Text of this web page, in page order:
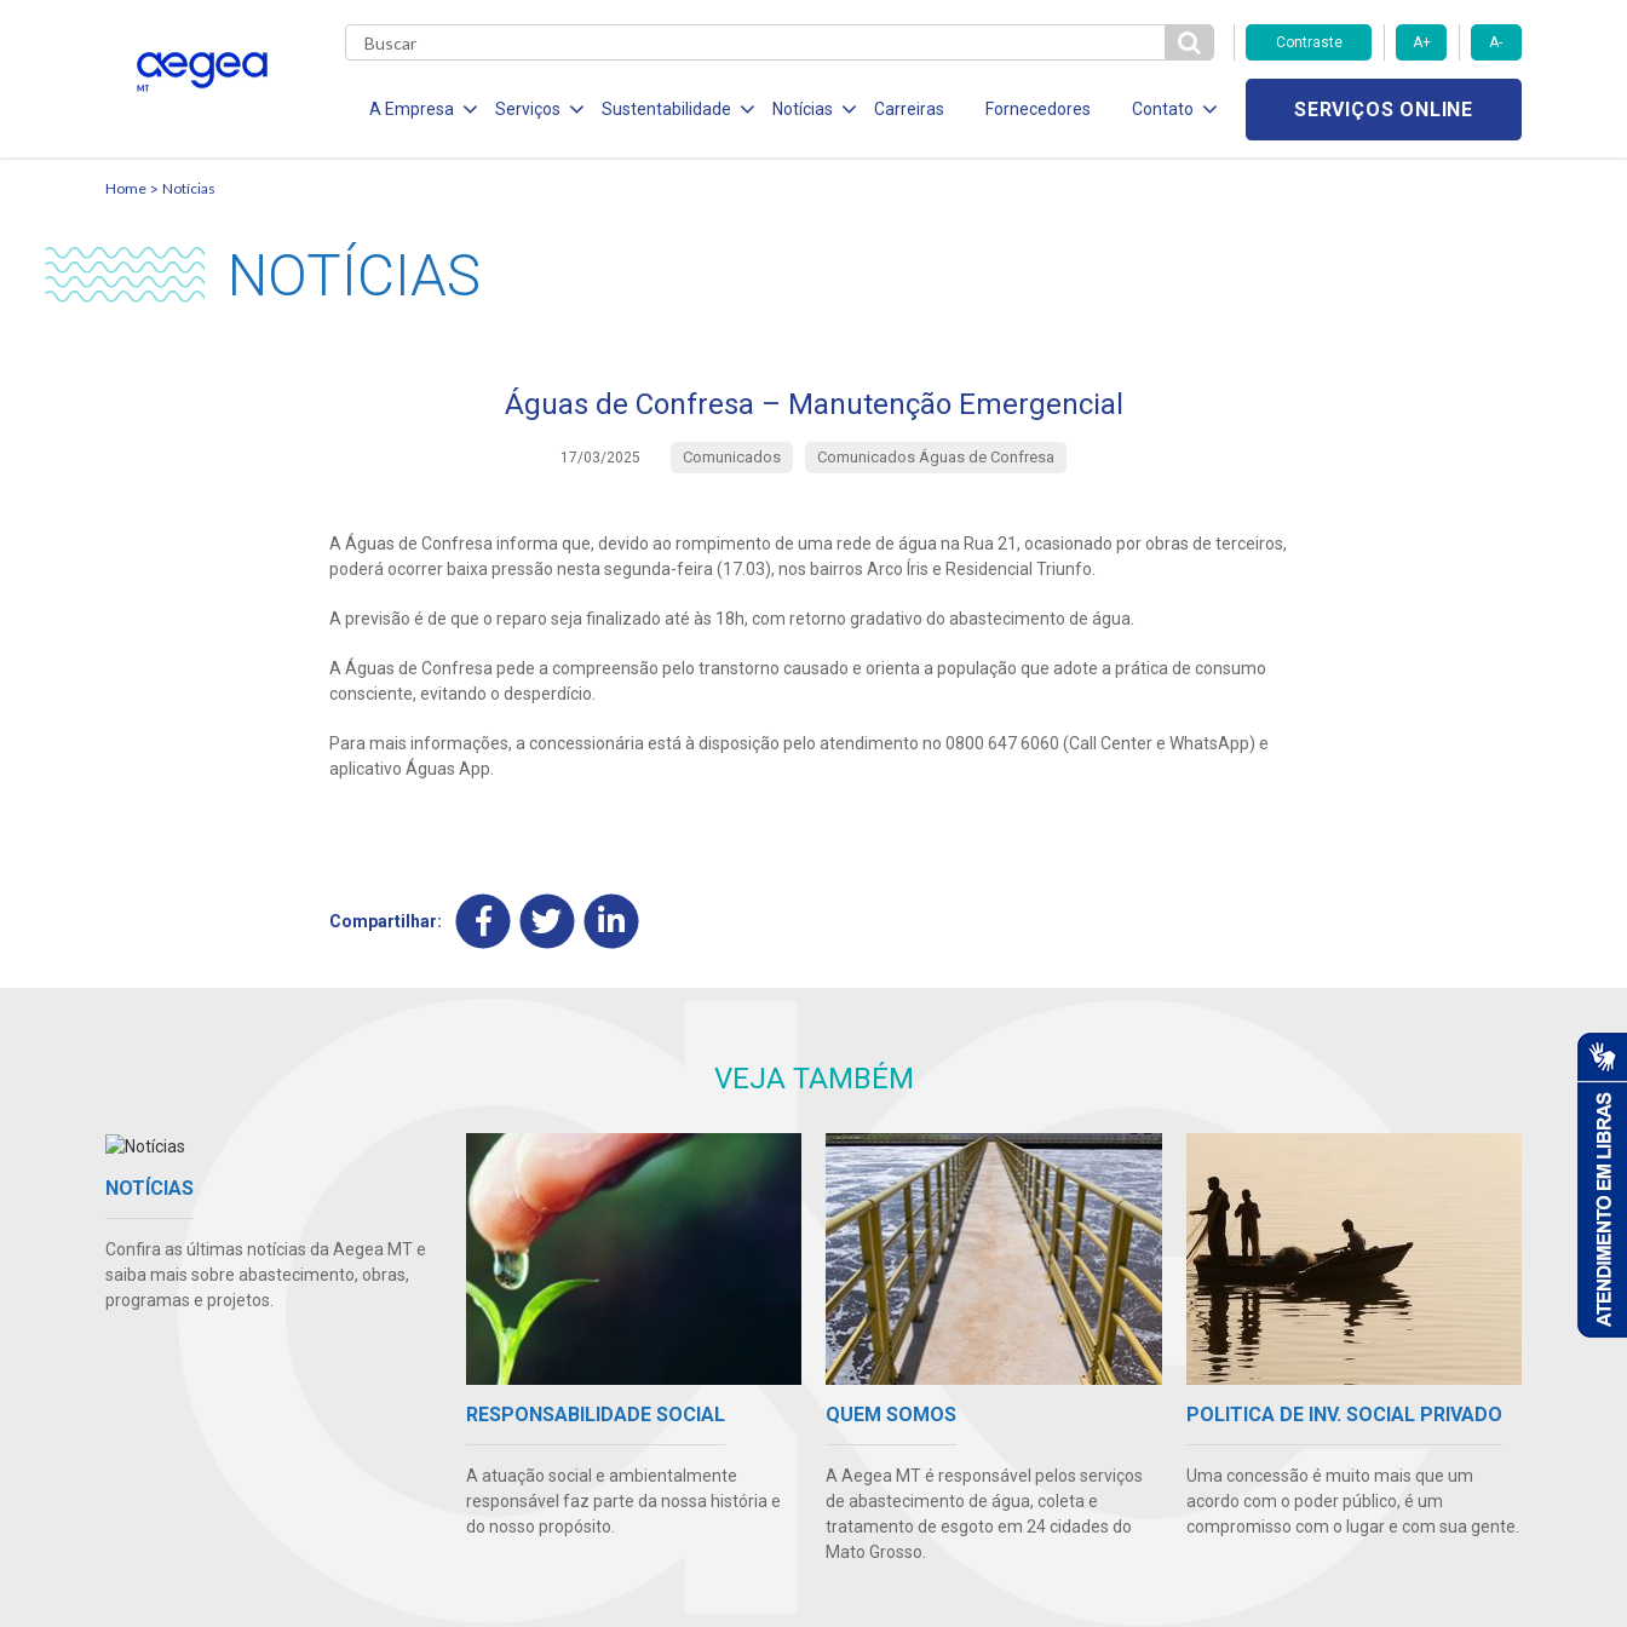
Contraste A+ A-
A Empresa Serviços Sustentabilidade Notícias Carreiras Fornecedores Contato SERVIÇOS ONLINE
Home Notícias
NOTÍCIAS
Águas de Confresa – Manutenção Emergencial
17/03/2025 Comunicados Comunicados Águas de Confresa
A Águas de Confresa informa que, devido ao rompimento de uma rede de água na Rua 21, ocasionado por obras de terceiros,
poderá ocorrer baixa pressão nesta segunda-feira (17.03), nos bairros Arco Íris e Residencial Triunfo.
A previsão é de que o reparo seja finalizado até às 18h, com retorno gradativo do abastecimento de água.
A Águas de Confresa pede a compreensão pelo transtorno causado e orienta a população que adote a prática de consumo
consciente, evitando o desperdício.
Para mais informações, a concessionária está à disposição pelo atendimento no 0800 647 6060 (Call Center e WhatsApp) e
aplicativo Águas App.
Compartilhar:
VEJA TAMBÉM
NOTÍCIAS
Confira as últimas notícias da Aegea MT e
saiba mais sobre abastecimento, obras,
programas e projetos.
RESPONSABILIDADE SOCIAL
A atuação social e ambientalmente
responsável faz parte da nossa história e
do nosso propósito.
QUEM SOMOS
A Aegea MT é responsável pelos serviços
de abastecimento de água, coleta e
tratamento de esgoto em 24 cidades do
Mato Grosso.
POLITICA DE INV. SOCIAL PRIVADO
Uma concessão é muito mais que um
acordo com o poder público, é um
compromisso com o lugar e com sua gente.